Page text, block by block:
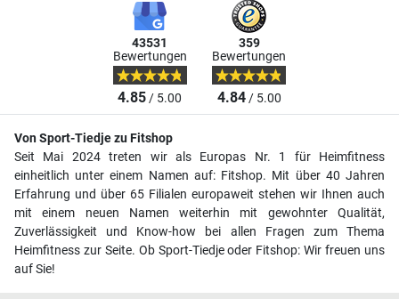
43531
Bewertungen
4.85/ 5.00
359
Bewertungen
4.84/ 5.00
Von Sport-Tiedje zu Fitshop
Seit Mai 2024 treten wir als Europas Nr. 1 für Heimfitness
einheitlich unter einem Namen auf: Fitshop. Mit über 40 Jahren
Erfahrung und über 65 Filialen europaweit stehen wir Ihnen auch
mit einem neuen Namen weiterhin mit gewohnter Qualität,
Zuverlässigkeit und Know-how bei allen Fragen zum Thema
Heimfitness zur Seite. Ob Sport-Tiedje oder Fitshop: Wir freuen uns
auf Sie!